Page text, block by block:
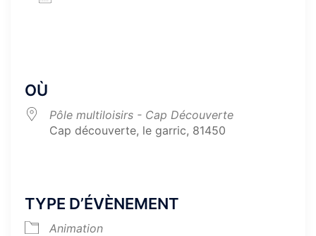
OÙ
Pôle multiloisirs - Cap Découverte
Cap découverte, le garric, 81450
TYPE D’ÉVÈNEMENT
Animation